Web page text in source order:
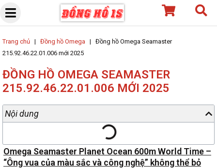
Skip
Trang chủ | Đồng hồ Omega | Đồng hồ Omega Seamaster
215.92.46.22.01.006 mới 2025
ĐỒNG HỒ OMEGA SEAMASTER
215.92.46.22.01.006 MỚI 2025
Nội dung
Omega Seamaster Planet Ocean 600m World Time –
“Ông vua của màu sắc và công nghệ” không thể bỏ